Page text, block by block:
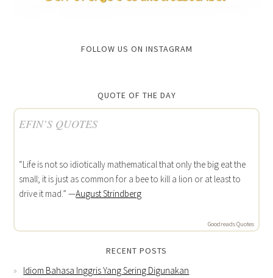
FOLLOW US ON INSTAGRAM
QUOTE OF THE DAY
EFIN’S QUOTES
“Life is not so idiotically mathematical that only the big eat the
small; it is just as common for a bee to kill a lion or at least to
drive it mad.” —August Strindberg
Goodreads Quotes
RECENT POSTS
Idiom Bahasa Inggris Yang Sering Digunakan